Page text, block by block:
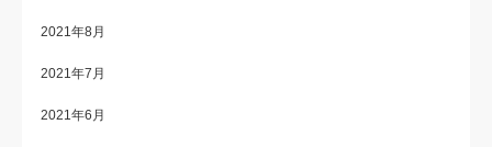
2021年8月
2021年7月
2021年6月